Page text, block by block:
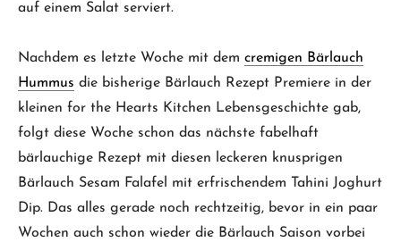
auf einem Salat serviert.
Nachdem es letzte Woche mit dem cremigen Bärlauch
Hummus die bisherige Bärlauch Rezept Premiere in der
kleinen for the Hearts Kitchen Lebensgeschichte gab,
folgt diese Woche schon das nächste fabelhaft
bärlauchige Rezept mit diesen leckeren knusprigen
Bärlauch Sesam Falafel mit erfrischendem Tahini Joghurt
Dip. Das alles gerade noch rechtzeitig, bevor in ein paar
Wochen auch schon wieder die Bärlauch Saison vorbei